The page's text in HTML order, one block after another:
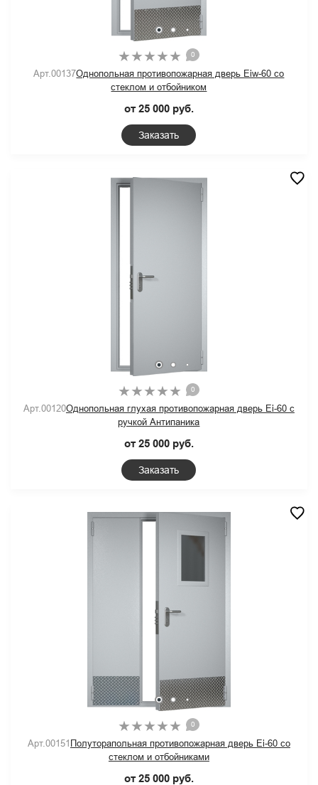
0
Арт.00137Однопольная противопожарная дверь Eiw-60 со
стеклом и отбойником
от 25 000 руб.
Заказать
0
Арт.00120Однопольная глухая противопожарная дверь Ei-60 с
ручкой Антипаника
от 25 000 руб.
Заказать
0
Арт.00151 Полуторапольная противопожарная дверь Ei-60 со
стеклом и отбойниками
от 25 000 руб.